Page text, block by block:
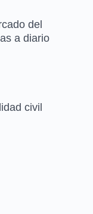
del
a diario
civil